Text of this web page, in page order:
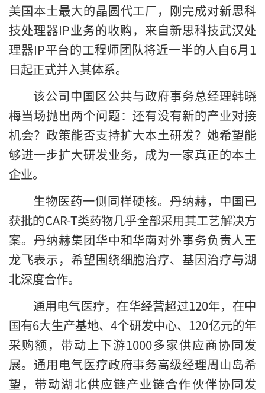
美国本土最大的晶圆代工厂，刚完成对新思科
技处理器IP业务的收购，来自新思科技武汉处
理器IP平台的工程师团队将近一半的人自6月1
日起正式并入其体系。
该公司中国区公共与政府事务总经理韩晓
梅当场抛出两个问题：还有没有新的产业对接
机会？政策能否支持扩大本土研发？她希望能
够进一步扩大研发业务，成为一家真正的本土
企业。
生物医药一侧同样硬核。丹纳赫，中国已
获批的CAR-T类药物几乎全部采用其工艺解决方
案。丹纳赫集团华中和华南对外事务负责人王
龙飞表示，希望围绕细胞治疗、基因治疗与湖
北深度合作。
通用电气医疗，在华经营超过120年，在中
国有6大生产基地、4个研发中心、120亿元的年
采购额，带动上下游1000多家供应商协同发
展。通用电气医疗政府事务高级经理周山岛希
望，带动湖北供应链产业链合作伙伴协同发